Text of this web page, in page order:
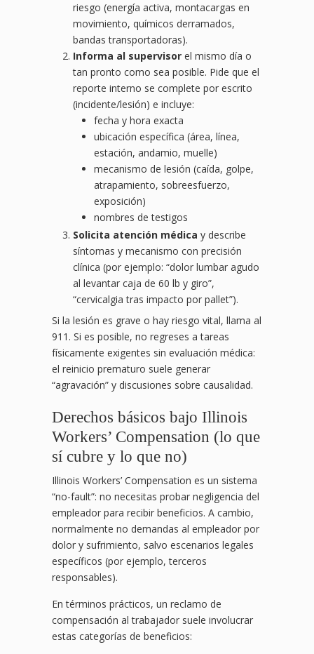
riesgo (energía activa, montacargas en
movimiento, químicos derramados,
bandas transportadoras).
Informa al supervisor el mismo día o
tan pronto como sea posible. Pide que el
reporte interno se complete por escrito
(incidente/lesión) e incluye:
fecha y hora exacta
ubicación específica (área, línea,
estación, andamio, muelle)
mecanismo de lesión (caída, golpe,
atrapamiento, sobreesfuerzo,
exposición)
nombres de testigos
Solicita atención médica y describe
síntomas y mecanismo con precisión
clínica (por ejemplo: “dolor lumbar agudo
al levantar caja de 60 lb y giro”,
“cervicalgia tras impacto por pallet”).
Si la lesión es grave o hay riesgo vital, llama al
911. Si es posible, no regreses a tareas
físicamente exigentes sin evaluación médica:
el reinicio prematuro suele generar
“agravación” y discusiones sobre causalidad.
Derechos básicos bajo Illinois
Workers’ Compensation (lo que
sí cubre y lo que no)
Illinois Workers’ Compensation es un sistema
“no-fault”: no necesitas probar negligencia del
empleador para recibir beneficios. A cambio,
normalmente no demandas al empleador por
dolor y sufrimiento, salvo escenarios legales
específicos (por ejemplo, terceros
responsables).
En términos prácticos, un reclamo de
compensación al trabajador suele involucrar
estas categorías de beneficios: